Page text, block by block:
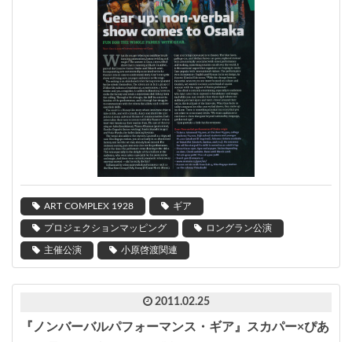
ART COMPLEX 1928 ギア
プロジェクションマッピング ロングラン公演
主催公演 小原啓渡関連
2011.02.25
『ノンバーバルパフォーマンス・ギア』スカパー×ぴあ